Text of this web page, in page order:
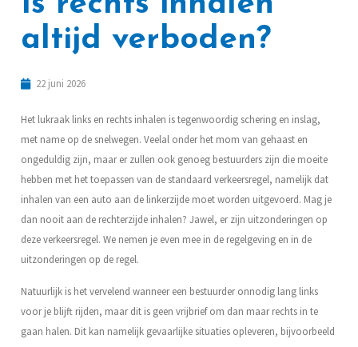
altijd verboden?
22 juni 2026
Het lukraak links en rechts inhalen is tegenwoordig schering en inslag,
met name op de snelwegen. Veelal onder het mom van gehaast en
ongeduldig zijn, maar er zullen ook genoeg bestuurders zijn die moeite
hebben met het toepassen van de standaard verkeersregel, namelijk dat
inhalen van een auto aan de linkerzijde moet worden uitgevoerd. Mag je
dan nooit aan de rechterzijde inhalen? Jawel, er zijn uitzonderingen op
deze verkeersregel. We nemen je even mee in de regelgeving en in de
uitzonderingen op de regel.
Natuurlijk is het vervelend wanneer een bestuurder onnodig lang links
voor je blijft rijden, maar dit is geen vrijbrief om dan maar rechts in te
gaan halen. Dit kan namelijk gevaarlijke situaties opleveren, bijvoorbeeld